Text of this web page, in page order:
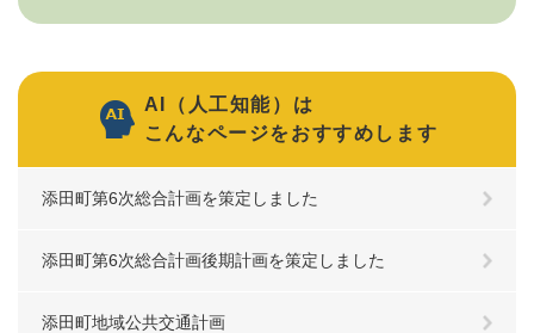
AI（人工知能）は
こんなページをおすすめします
添田町第6次総合計画を策定しました
添田町第6次総合計画後期計画を策定しました
添田町地域公共交通計画